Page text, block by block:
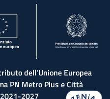
dell'Unione Europea
PN Metro Plus e Città
2027